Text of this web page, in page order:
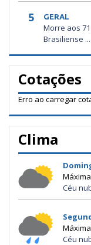
5 GERAL
Morre aos
Brasiliense ...
Cotações
Erro ao carregar
Clima
Máxima
Céu
Máxima
Céu